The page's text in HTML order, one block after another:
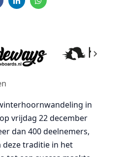
in
vrijdag 22 december
dan 400 deelnemers,
deze traditie in het